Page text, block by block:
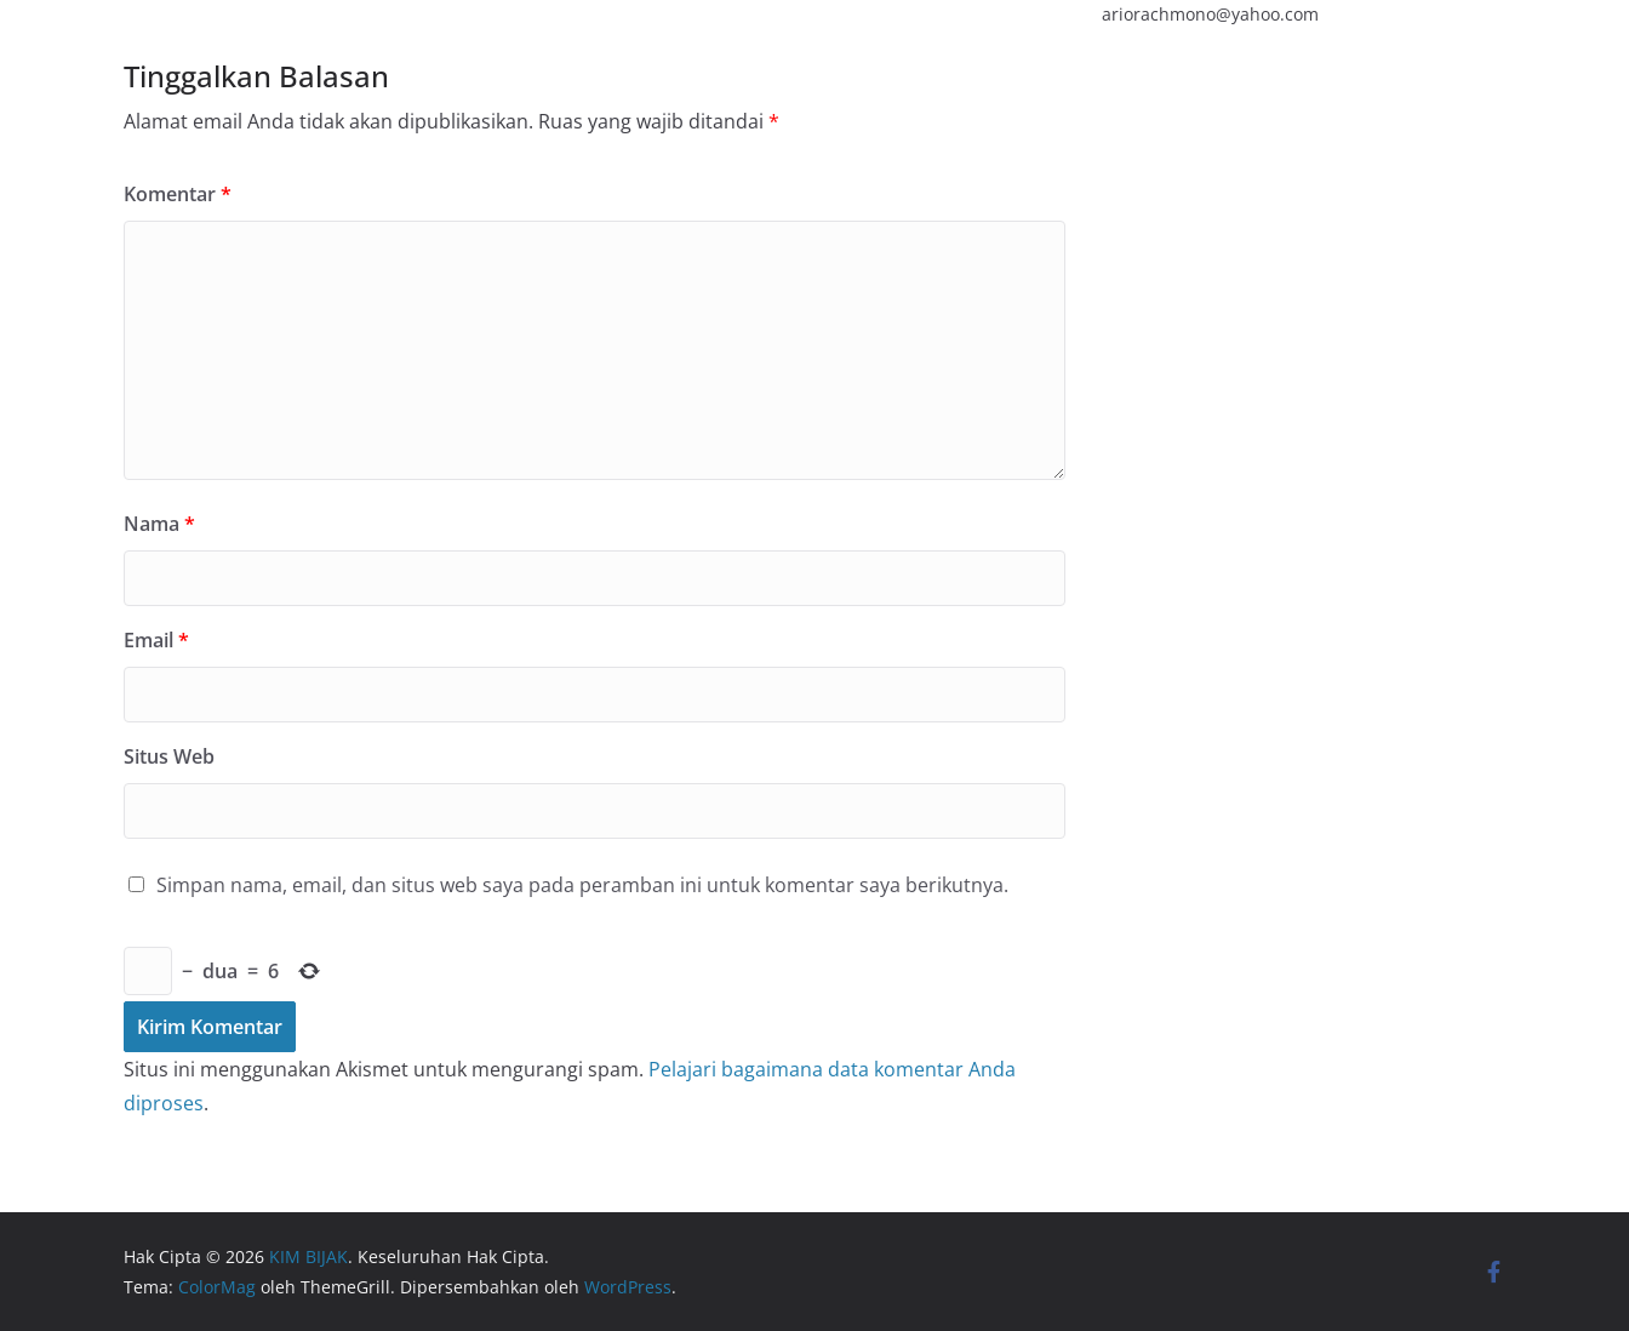
Tinggalkan Balasan
Alamat email Anda tidak akan dipublikasikan. Ruas yang wajib ditandai *
Komentar*
Nama *
Email*
Situs Web
Simpan nama, email, dan situs web saya pada peramban ini untuk komentar saya berikutnya.
− dua = 6
Situs ini menggunakan Akismet untuk mengurangi spam. Pelajari bagaimana data komentar Anda
diproses.
ariorachmono@yahoo.com
Hak Cipta © 2026 KIM BIJAK. Keseluruhan Hak Cipta.
Tema: ColorMag oleh ThemeGrill. Dipersembahkan oleh WordPress.